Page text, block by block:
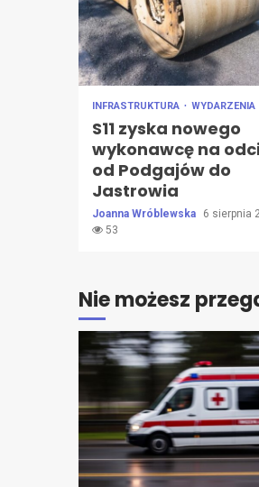
INFRASTRUKTURA WYDARZENIA
S11 zyska nowego
wykonawcę na
od Podgajów do
Jastrowia
Joanna Wróblewska
6 sierpnia
53
Nie możesz